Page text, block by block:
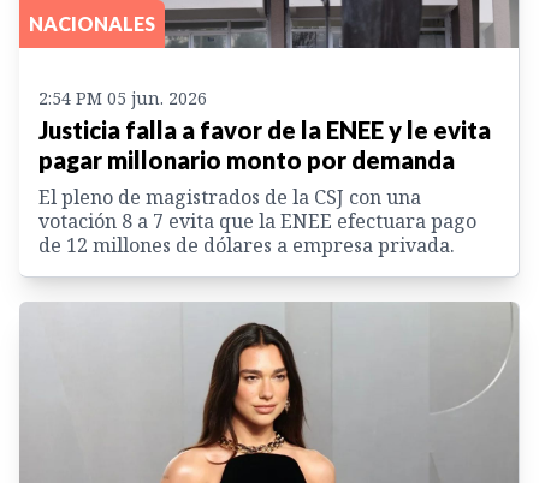
NACIONALES
2:54 PM 05 jun. 2026
Justicia falla a favor de la ENEE y le evita
pagar millonario monto por demanda
El pleno de magistrados de la CSJ con una
votación 8 a 7 evita que la ENEE efectuara pago
de 12 millones de dólares a empresa privada.